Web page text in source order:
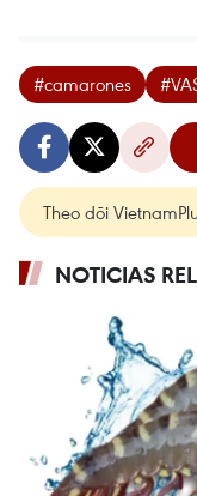
#camarones
Theo dõi
NOTICIAS